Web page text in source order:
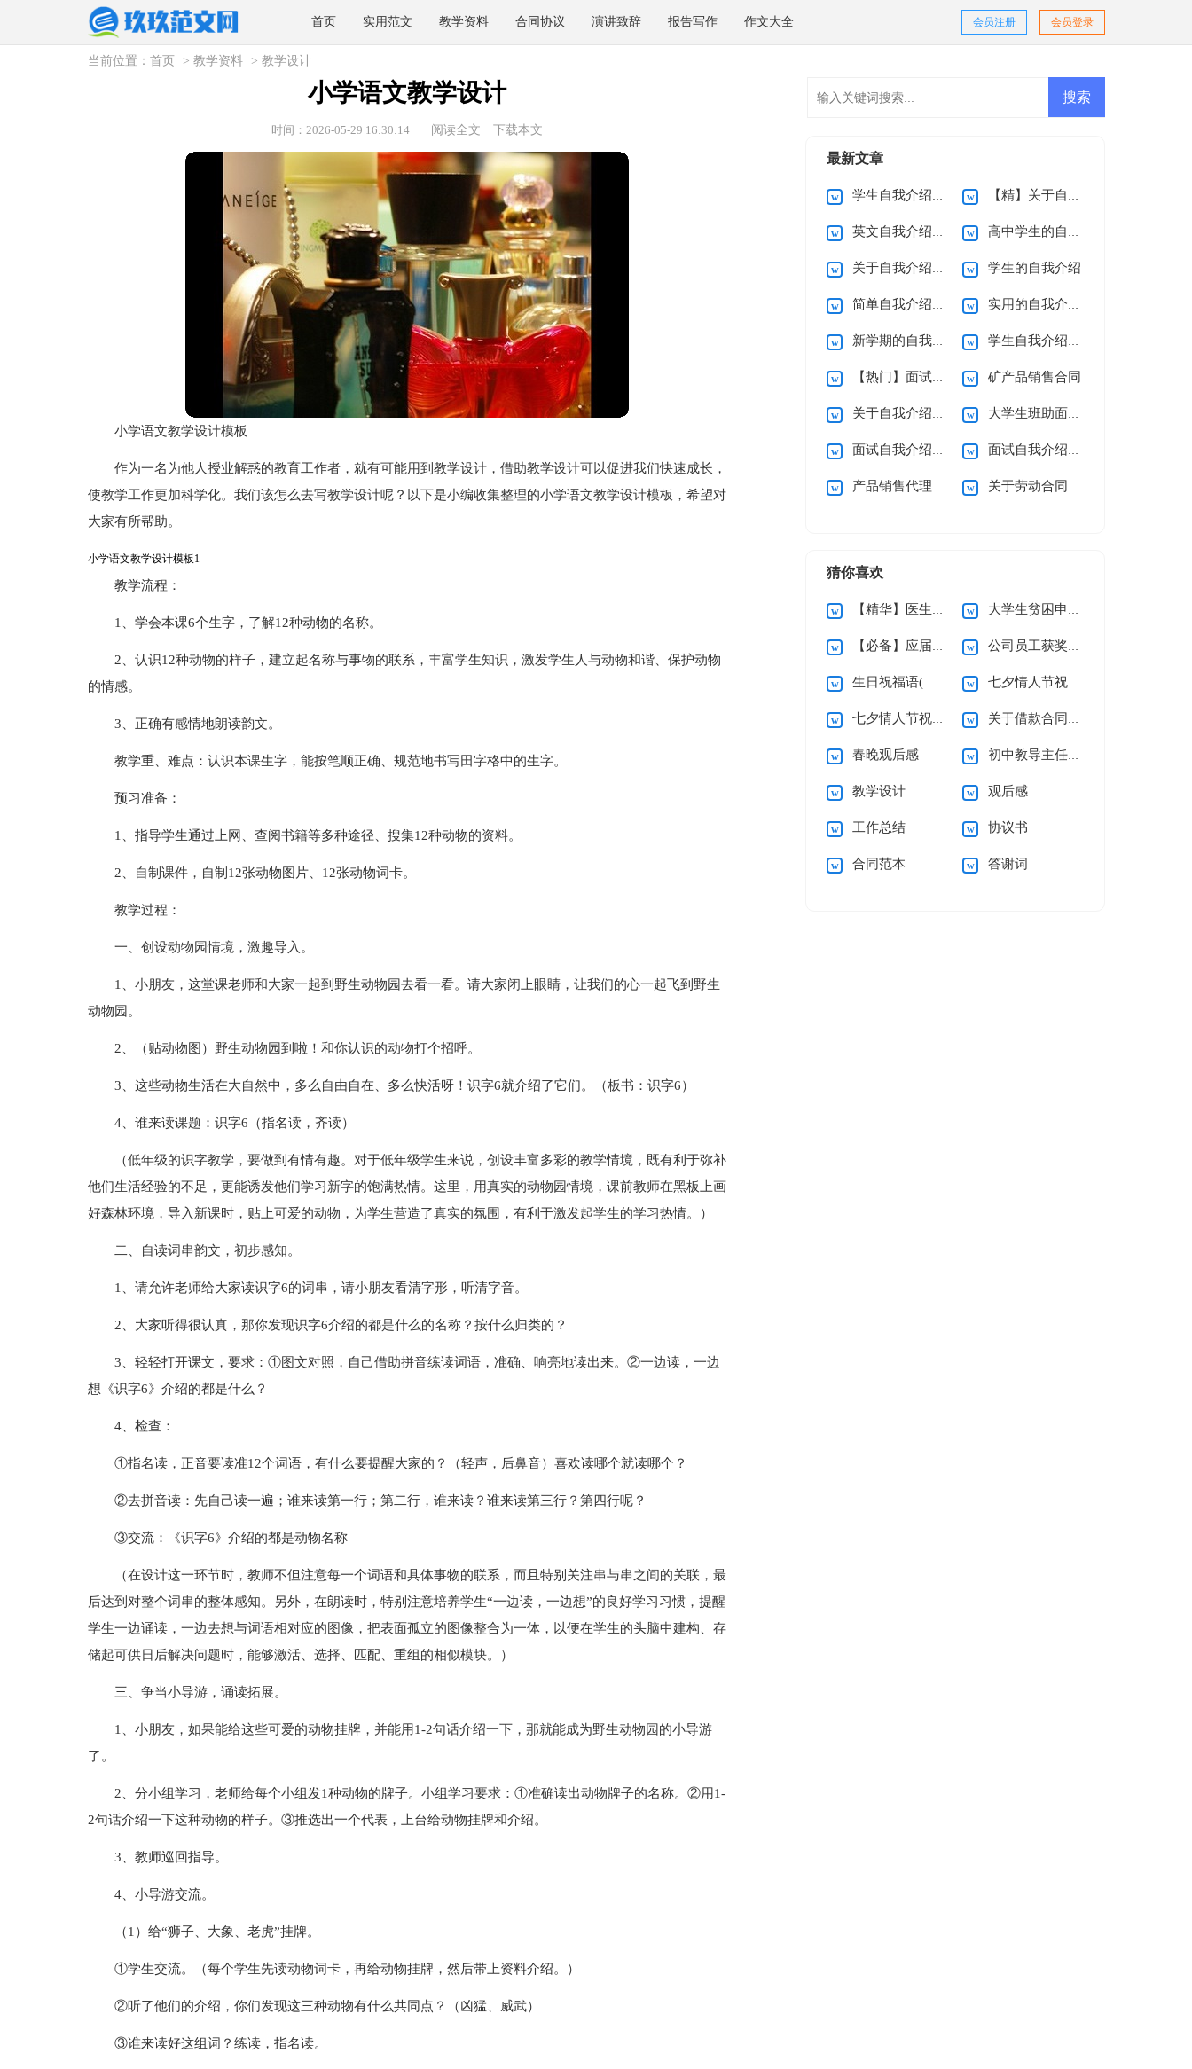
首页 实用范文 教学资料 合同协议 演讲致辞 报告写作 作文大全 会员登录
会员注册
当前位置： 首页 > 教学资料 > 教学设计
小学语文教学设计
时间：2026-05-29 16:30:14 阅读全文 下载本文
小学语文教学设计模板
作为一名为他人授业解惑的教育工作者，就有可能用到教学设计，借助教学设计可以促进我们快速成长，
使教学工作更加科学化。我们该怎么去写教学设计呢？以下是小编收集整理的小学语文教学设计模板，希望对
大家有所帮助。
小学语文教学设计模板1
教学流程：
1、学会本课6个生字，了解12种动物的名称。
2、认识12种动物的样子，建立起名称与事物的联系，丰富学生知识，激发学生人与动物和谐、保护动物
的情感。
3、正确有感情地朗读韵文。
教学重、难点：认识本课生字，能按笔顺正确、规范地书写田字格中的生字。
预习准备：
1、指导学生通过上网、查阅书籍等多种途径、搜集12种动物的资料。
2、自制课件，自制12张动物图片、12张动物词卡。
教学过程：
一、创设动物园情境，激趣导入。
1、小朋友，这堂课老师和大家一起到野生动物园去看一看。请大家闭上眼睛，让我们的心一起飞到野生
动物园。
2、（贴动物图）野生动物园到啦！和你认识的动物打个招呼。
3、这些动物生活在大自然中，多么自由自在、多么快活呀！识字6就介绍了它们。（板书：识字6）
4、谁来读课题：识字6（指名读，齐读）
（低年级的识字教学，要做到有情有趣。对于低年级学生来说，创设丰富多彩的教学情境，既有利于弥补
他们生活经验的不足，更能诱发他们学习新字的饱满热情。这里，用真实的动物园情境，课前教师在黑板上画
好森林环境，导入新课时，贴上可爱的动物，为学生营造了真实的氛围，有利于激发起学生的学习热情。）
二、自读词串韵文，初步感知。
1、请允许老师给大家读识字6的词串，请小朋友看清字形，听清字音。
2、大家听得很认真，那你发现识字6介绍的都是什么的名称？按什么归类的？
3、轻轻打开课文，要求：①图文对照，自己借助拼音练读词语，准确、响亮地读出来。②一边读，一边
想《识字6》介绍的都是什么？
4、检查：
①指名读，正音要读准12个词语，有什么要提醒大家的？（轻声，后鼻音）喜欢读哪个就读哪个？
②去拼音读：先自己读一遍；谁来读第一行；第二行，谁来读？谁来读第三行？第四行呢？
③交流：《识字6》介绍的都是动物名称
（在设计这一环节时，教师不但注意每一个词语和具体事物的联系，而且特别关注串与串之间的关联，最
后达到对整个词串的整体感知。另外，在朗读时，特别注意培养学生“一边读，一边想”的良好学习习惯，提醒
学生一边诵读，一边去想与词语相对应的图像，把表面孤立的图像整合为一体，以便在学生的头脑中建构、存
储起可供日后解决问题时，能够激活、选择、匹配、重组的相似模块。）
三、争当小导游，诵读拓展。
1、小朋友，如果能给这些可爱的动物挂牌，并能用1-2句话介绍一下，那就能成为野生动物园的小导游
了。
2、分小组学习，老师给每个小组发1种动物的牌子。小组学习要求：①准确读出动物牌子的名称。②用1-
2句话介绍一下这种动物的样子。③推选出一个代表，上台给动物挂牌和介绍。
3、教师巡回指导。
4、小导游交流。
（1）给“狮子、大象、老虎”挂牌。
①学生交流。（每个学生先读动物词卡，再给动物挂牌，然后带上资料介绍。）
②听了他们的介绍，你们发现这三种动物有什么共同点？（凶猛、威武）
③谁来读好这组词？练读，指名读。
最新文章
学生自我介绍范文 【精】关于自我介绍
英文自我介绍集合15篇 高中学生的自我介绍
关于自我介绍(精选15篇) 学生的自我介绍
简单自我介绍(15篇) 实用的自我介绍15篇
新学期的自我介绍 学生自我介绍【热门】
【热门】面试自我介绍 矿产品销售合同
关于自我介绍【荐】 大学生班助面试自我介绍
面试自我介绍【精】 面试自我介绍(合集15篇)
产品销售代理合同(15篇) 关于劳动合同的注意事项
猜你喜欢
【精华】医生的辞职报告三篇 大学生贫困申请书(精选15篇)
【必备】应届生求职信四篇 公司员工获奖感言
生日祝福语(精选15篇) 七夕情人节祝福语汇编15篇
七夕情人节祝福语汇编15篇 关于借款合同合集15篇
春晚观后感 初中教导主任个人述职报告
教学设计 观后感
工作总结 协议书
合同范本 答谢词